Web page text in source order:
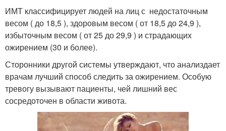
ИМТ классифицирует людей на лиц с недостаточным
весом ( до 18,5 ), здоровым весом ( от 18,5 до 24,9 ),
избыточным весом ( от 25 до 29,9 ) и страдающих
ожирением (30 и более).
Сторонники другой системы утверждают, что анализдает
врачам лучший способ следить за ожирением. Особую
тревогу вызывают пациенты, чей лишний вес
сосредоточен в области живота.